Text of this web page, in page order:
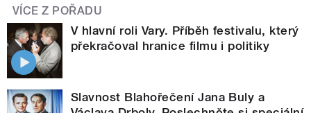
VÍCE Z POŘADU
V hlavní roli Vary. Příběh festivalu, který
překračoval hranice filmu i politiky
Slavnost Blahořečení Jana Buly a